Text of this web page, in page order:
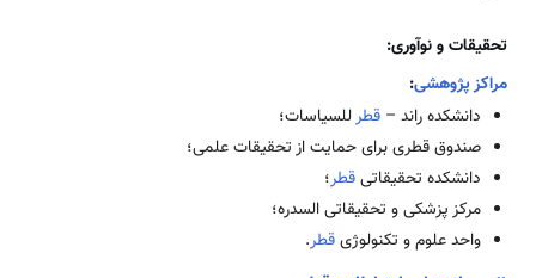
تحقیقات و نوآوری:
مراکز پژوهشی:
دانشکده راند –قطرللسیاسات؛
صندوق قطری برای حمایت از تحقیقات علمی؛
دانشکده تحقیقاتیقطر؛
مرکز پزشکی و تحقیقاتی السدره؛
واحد علوم و تکنولوژیقطر.